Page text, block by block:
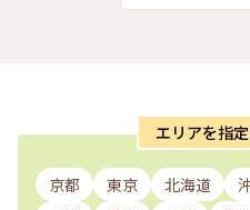
エリアを指
京都 東京 北海道